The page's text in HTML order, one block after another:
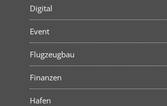
Digital
Event
Flugzeugbau
Finanzen
Hafen